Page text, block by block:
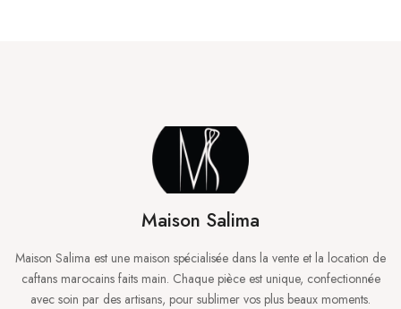
Maison Salima
Maison Salima est une maison spécialisée dans la vente et la location de
caftans marocains faits main. Chaque pièce est unique, confectionnée
avec soin par des artisans, pour sublimer vos plus beaux moments.